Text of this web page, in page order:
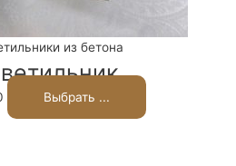
из бетона
Выбрать ...